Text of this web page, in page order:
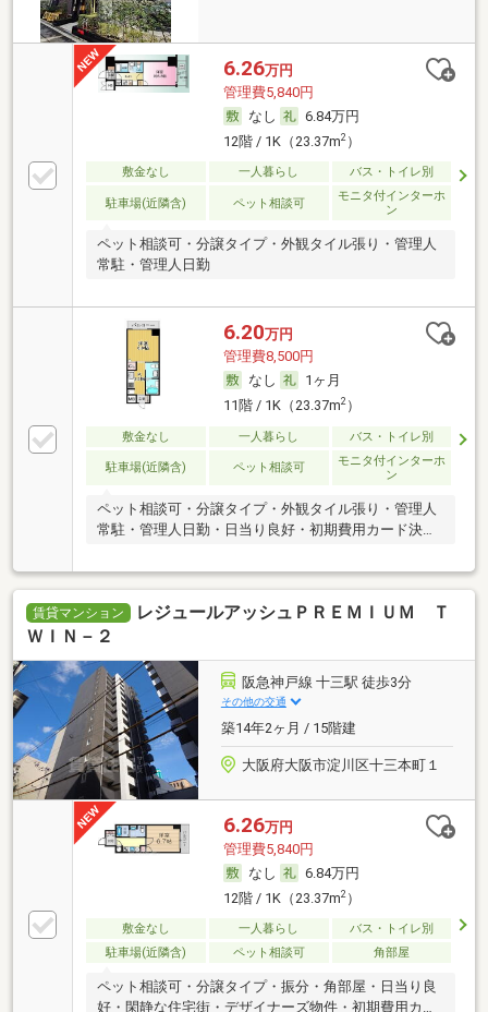
6.26万円
管理費5,840円
なし
6.84万円
12階 / 1K（23.37m2）
敷金なし 一人暮らし バス・トイレ別
駐車場(近隣含) ペット相談可
モニタ付インターホ
ン
ペット相談可・分譲タイプ・外観タイル張り・管理人
常駐・管理人日勤
6.20万円
管理費8,500円
なし
1ヶ月
11階 / 1K（23.37m2）
敷金なし 一人暮らし バス・トイレ別
駐車場(近隣含) ペット相談可
モニタ付インターホ
ン
ペット相談可・分譲タイプ・外観タイル張り・管理人
常駐・管理人日勤・日当り良好・初期費用カード決済
賃貸マンション
レジュールアッシュＰＲＥＭＩＵＭ Ｔ
ＷＩＮ－２
阪急神戸線 十三駅 徒歩3分
その他の交通
築14年2ヶ月 / 15階建
大阪府大阪市淀川区十三本町１
6.26万円
管理費5,840円
なし
6.84万円
12階 / 1K（23.37m2）
敷金なし 一人暮らし
バス・トイレ別
駐車場(近隣含)
ペット相談可 角部屋
ペット相談可・分譲タイプ・振分・角部屋・日当り良
好・閑静な住宅街・デザイナーズ物件・初期費用カー